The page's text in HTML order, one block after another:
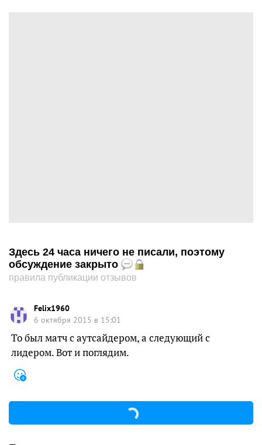
Здесь 24 часа ничего не писали, поэтому
обсуждение закрыто
правила публикации отзывов
Felix1960
6 октября 2015 в 15:01
То был матч с аутсайдером, а следующий с
лидером. Вот и поглядим.